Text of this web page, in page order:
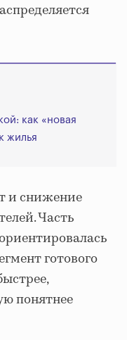
как «новая
жилья
и снижение
Часть
готового
понятнее